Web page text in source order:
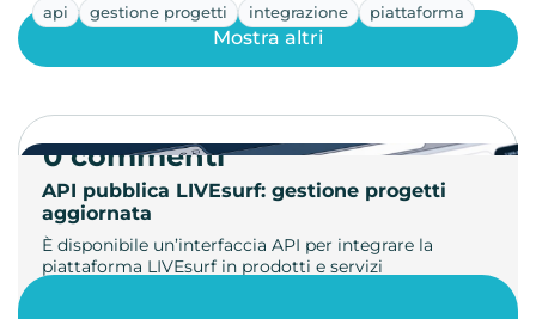
api gestione progetti integrazione piattaforma
API pubblica LIVEsurf: gestione progetti
aggiornata
È disponibile un’interfaccia API per integrare la
piattaforma LIVEsurf in prodotti e servizi
Mostra altri
0 commenti